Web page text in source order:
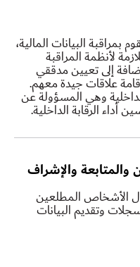
البيانات المالية،
لأنظمة المراقبة
إلى تعيين مدققي
علاقات جيدة معهم.
وهي المسؤولة عن
الرقابة الداخلية.
والإشراف
الأشخاص المطلعين
وتقديم البيانات